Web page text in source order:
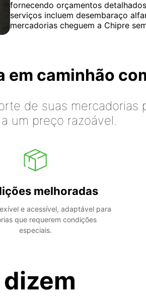
fornecendo orçamentos
serviços incluem desembaraço
mercadorias cheguem a Chipre
em caminhão
de suas mercadorias
um preço razoável.
melhoradas
e acessível, adaptável para
que requerem condições
especiais.